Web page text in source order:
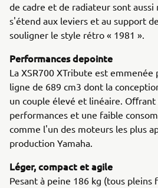
de cadre et de radiateur sont aussi
s'étend aux leviers et au support
souligner le style rétro « 1981 ».
Performances depointe
La XSR700 XTribute est emmenée
ligne de 689 cm3 dont la
un couple élevé et linéaire. Oﬀrant
performances et une faible
comme l'un des moteurs les plus
production Yamaha.
Léger, compact et agile
Pesant à peine 186 kg (tous pleins